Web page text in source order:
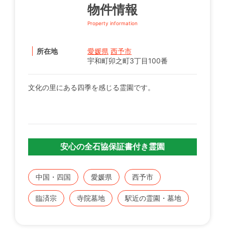
物件情報
Property information
所在地 愛媛県 西予市
宇和町卯之町3丁目100番
文化の里にある四季を感じる霊園です。
安心の全石協保証書付き霊園
中国・四国 愛媛県 西予市
臨済宗 寺院墓地 駅近の霊園・墓地